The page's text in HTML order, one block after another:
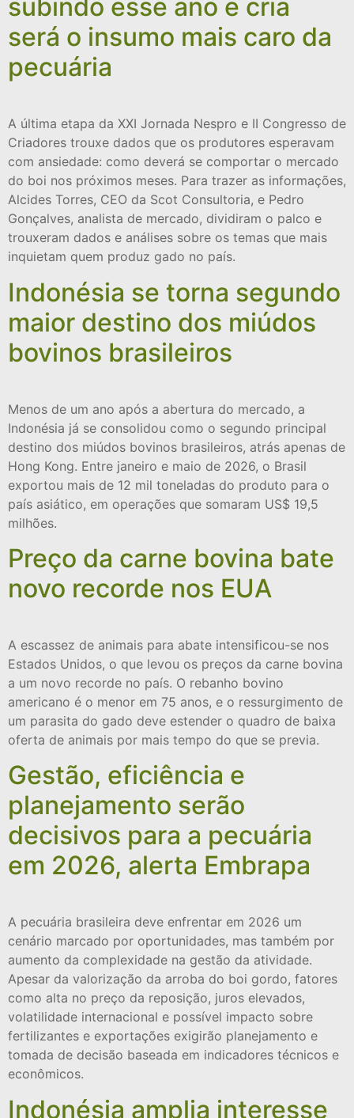
subindo esse ano e cria
será o insumo mais caro da
pecuária
A última etapa da XXI Jornada Nespro e II Congresso de
Criadores trouxe dados que os produtores esperavam
com ansiedade: como deverá se comportar o mercado
do boi nos próximos meses. Para trazer as informações,
Alcides Torres, CEO da Scot Consultoria, e Pedro
Gonçalves, analista de mercado, dividiram o palco e
trouxeram dados e análises sobre os temas que mais
inquietam quem produz gado no país.
Indonésia se torna segundo
maior destino dos miúdos
bovinos brasileiros
Menos de um ano após a abertura do mercado, a
Indonésia já se consolidou como o segundo principal
destino dos miúdos bovinos brasileiros, atrás apenas de
Hong Kong. Entre janeiro e maio de 2026, o Brasil
exportou mais de 12 mil toneladas do produto para o
país asiático, em operações que somaram US$ 19,5
milhões.
Preço da carne bovina bate
novo recorde nos EUA
A escassez de animais para abate intensificou-se nos
Estados Unidos, o que levou os preços da carne bovina
a um novo recorde no país. O rebanho bovino
americano é o menor em 75 anos, e o ressurgimento de
um parasita do gado deve estender o quadro de baixa
oferta de animais por mais tempo do que se previa.
Gestão, eficiência e
planejamento serão
decisivos para a pecuária
em 2026, alerta Embrapa
A pecuária brasileira deve enfrentar em 2026 um
cenário marcado por oportunidades, mas também por
aumento da complexidade na gestão da atividade.
Apesar da valorização da arroba do boi gordo, fatores
como alta no preço da reposição, juros elevados,
volatilidade internacional e possível impacto sobre
fertilizantes e exportações exigirão planejamento e
tomada de decisão baseada em indicadores técnicos e
econômicos.
Indonésia amplia interesse